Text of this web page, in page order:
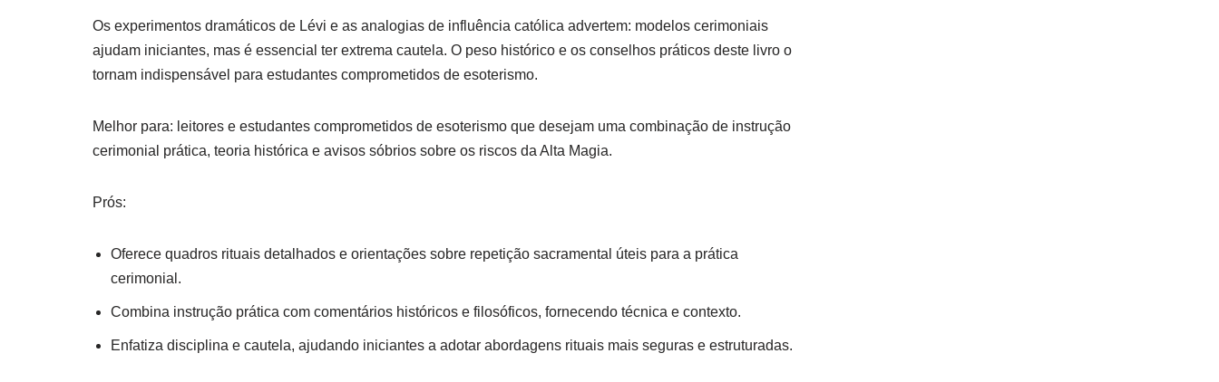
Os experimentos dramáticos de Lévi e as analogias de influência católica advertem: modelos cerimoniais
ajudam iniciantes, mas é essencial ter extrema cautela. O peso histórico e os conselhos práticos deste livro o
tornam indispensável para estudantes comprometidos de esoterismo.
Melhor para: leitores e estudantes comprometidos de esoterismo que desejam uma combinação de instrução
cerimonial prática, teoria histórica e avisos sóbrios sobre os riscos da Alta Magia.
Prós:
Oferece quadros rituais detalhados e orientações sobre repetição sacramental úteis para a prática
cerimonial.
Combina instrução prática com comentários históricos e filosóficos, fornecendo técnica e contexto.
Enfatiza disciplina e cautela, ajudando iniciantes a adotar abordagens rituais mais seguras e estruturadas.